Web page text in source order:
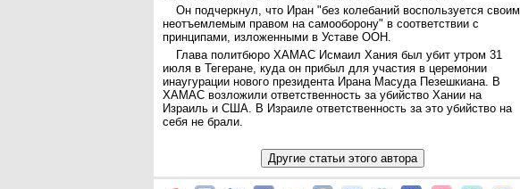
Он подчеркнул, что Иран "без колебаний воспользуется своим
неотъемлемым правом на самооборону" в соответствии с
принципами, изложенными в Уставе ООН.
Глава политбюро ХАМАС Исмаил Хания был убит утром 31
июля в Тегеране, куда он прибыл для участия в церемонии
инаугурации нового президента Ирана Масуда Пезешкиана. В
ХАМАС возложили ответственность за убийство Хании на
Израиль и США. В Израиле ответственность за это убийство на
себя не брали.